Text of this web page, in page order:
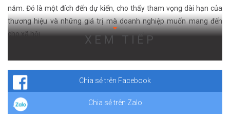
năm. Đó là một đích đến dự kiến, cho thấy tham vọng dài hạn của
thương hiệu và những giá trị mà doanh nghiệp muốn mang đến
cho xã hội.
Tầm nhìn thương hiệu phải dựa trên mục đích của thương hiệu – lý
do cốt lõi cho sự tồn tại của doanh nghiệp, ngoài việc tạo lợi nhuận.
XEM TIẾP
Chia sẻ trên Facebook
Chia sẻ trên Zalo